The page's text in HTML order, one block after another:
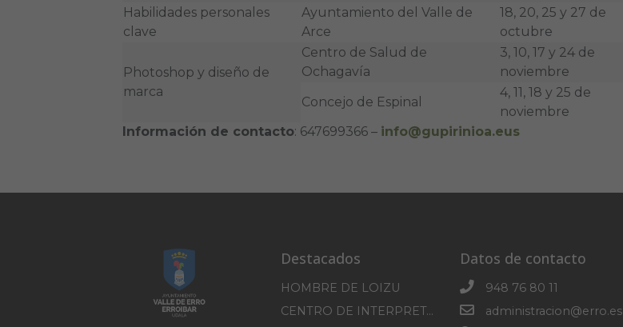
Habilidades personales
clave
Ayuntamiento del Valle de
Arce
18, 20, 25 y 27 de
octubre
Photoshop y diseño de
marca
Centro de Salud de
Ochagavía
3, 10, 17 y 24 de
noviembre
Concejo de Espinal
4, 11, 18 y 25 de
noviembre
Información de contacto: 647699366 – info@gupirinioa.eus
Destacados
HOMBRE DE LOIZU
CENTRO DE INTERPRETACION DE SOROGAIN
Datos de contacto
948 76 80 11
administracion@erro.es